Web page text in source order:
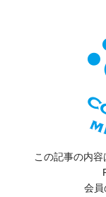
この記事の内容
会員